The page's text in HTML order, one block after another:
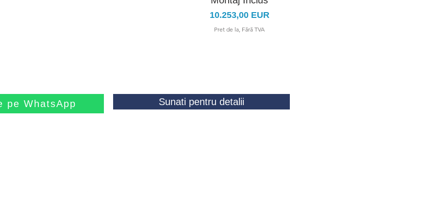
Preț
10.253,00 EUR
Pret de la, Fără TVA
pe WhatsApp Sunati pentru detalii